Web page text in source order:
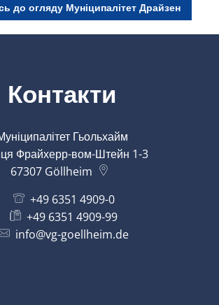
до огляду Муніципалітет Драйзен
Контакти
Гьольхайм
Фрайхерр-вом-Штейн 1-3
67307 Göllheim
+49 6351 4909-0
+49 6351 4909-99
info@vg-goellheim.de